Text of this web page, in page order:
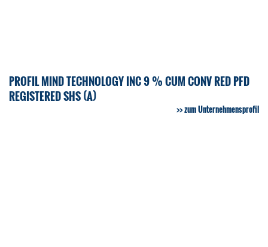
PROFIL MIND TECHNOLOGY INC 9 % CUM CONV RED PFD
REGISTERED SHS (A)
zum Unternehmensprofil